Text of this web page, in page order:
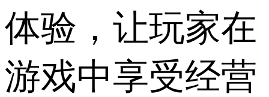
体验，让玩家在
游戏中享受经营